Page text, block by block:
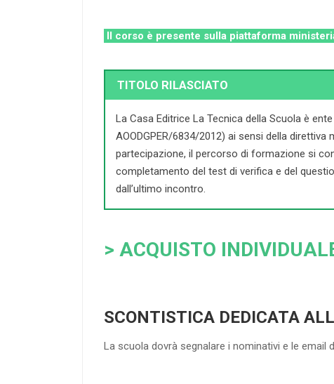
Il corso è presente sulla piattaforma
TITOLO RILASCIATO
La Casa Editrice La Tecnica della Scuola è
AOODGPER/6834/2012) ai sensi della
partecipazione, il percorso di formazione si
completamento del test di verifica e del
dall’ultimo incontro.
> ACQUISTO
SCONTISTICA DEDICATA
La scuola dovrà segnalare i nominativi e le